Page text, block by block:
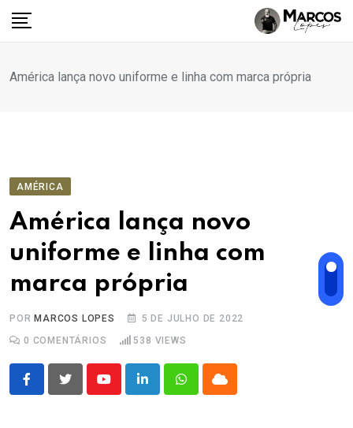
para
conteúdo
América lança novo uniforme e linha com marca própria
AMÉRICA
América lança novo
uniforme e linha com
marca própria
PORMARCOS LOPES
5 DE JULHO DE 2022
0 COMENTÁRIOS 538 VIEWS
YoutubeLinkedInWhatsappCloud